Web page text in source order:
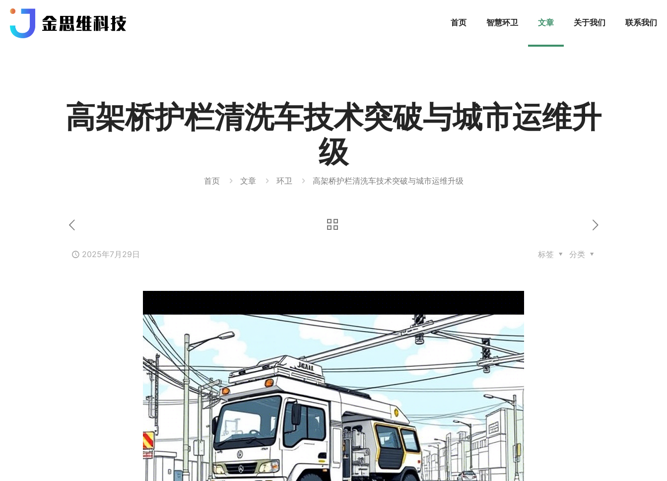
首页 智慧环卫 文章 关于我们 联系我们
高架桥护栏清洗车技术突破与城市运维升
级
首页 文章 环卫 高架桥护栏清洗车技术突破与城市运维升级
2025年7月29日 分类
标签